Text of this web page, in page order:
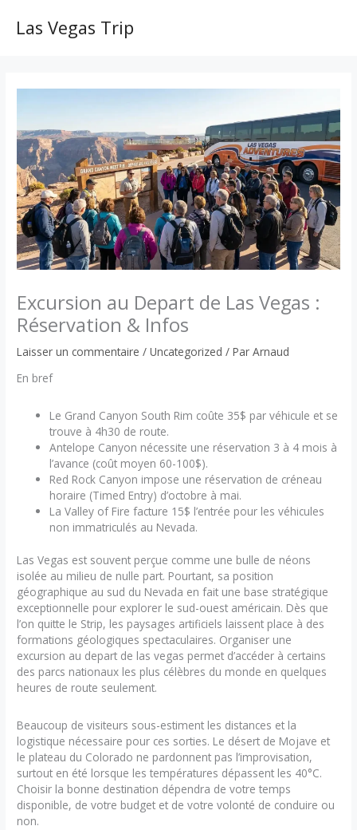
contenu
Las Vegas Trip
Excursion au Depart de Las Vegas :
Réservation & Infos
Laisser un commentaire /Uncategorized / ParArnaud
En bref
Le Grand Canyon South Rim coûte 35$ par véhicule et se
trouve à 4h30 de route.
Antelope Canyon nécessite une réservation 3 à 4 mois à
l’avance (coût moyen 60-100$).
Red Rock Canyon impose une réservation de créneau
horaire (Timed Entry) d’octobre à mai.
La Valley of Fire facture 15$ l’entrée pour les véhicules
non immatriculés au Nevada.
Las Vegas est souvent perçue comme une bulle de néons
isolée au milieu de nulle part. Pourtant, sa position
géographique au sud du Nevada en fait une base stratégique
exceptionnelle pour explorer le sud-ouest américain. Dès que
l’on quitte le Strip, les paysages artificiels laissent place à des
formations géologiques spectaculaires. Organiser une
excursion au depart de las vegas permet d’accéder à certains
des parcs nationaux les plus célèbres du monde en quelques
heures de route seulement.
Beaucoup de visiteurs sous-estiment les distances et la
logistique nécessaire pour ces sorties. Le désert de Mojave et
le plateau du Colorado ne pardonnent pas l’improvisation,
surtout en été lorsque les températures dépassent les 40°C.
Choisir la bonne destination dépendra de votre temps
disponible, de votre budget et de votre volonté de conduire ou
non.